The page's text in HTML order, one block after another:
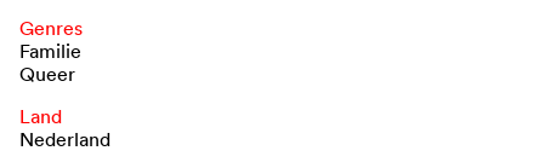
Genres
Familie
Queer
Land
Nederland